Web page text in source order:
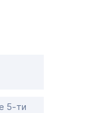
5-ти